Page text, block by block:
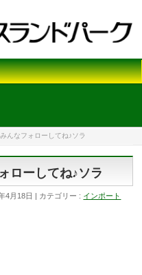
んなフォローしてね♪ソラ
ローしてね♪ソラ
4月18日 カテゴリー : インポート